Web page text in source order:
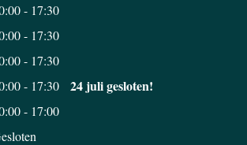
- 17:30
- 17:30
- 17:30
- 17:30 24 juli gesloten!
- 17:00